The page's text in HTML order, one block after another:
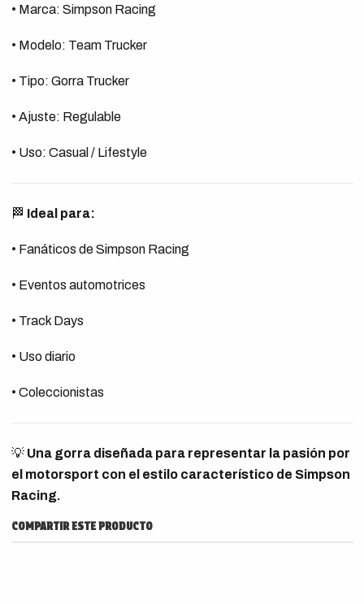
• Marca: Simpson Racing
• Modelo: Team Trucker
• Tipo: Gorra Trucker
• Ajuste: Regulable
• Uso: Casual / Lifestyle
🏁 Ideal para:
• Fanáticos de Simpson Racing
• Eventos automotrices
• Track Days
• Uso diario
• Coleccionistas
💡 Una gorra diseñada para representar la pasión por
el motorsport con el estilo característico de Simpson
Racing.
COMPARTIR ESTE PRODUCTO